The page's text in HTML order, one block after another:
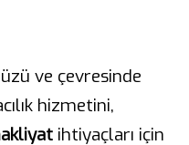
ve çevresinde
hizmetini,
ihtiyaçları için